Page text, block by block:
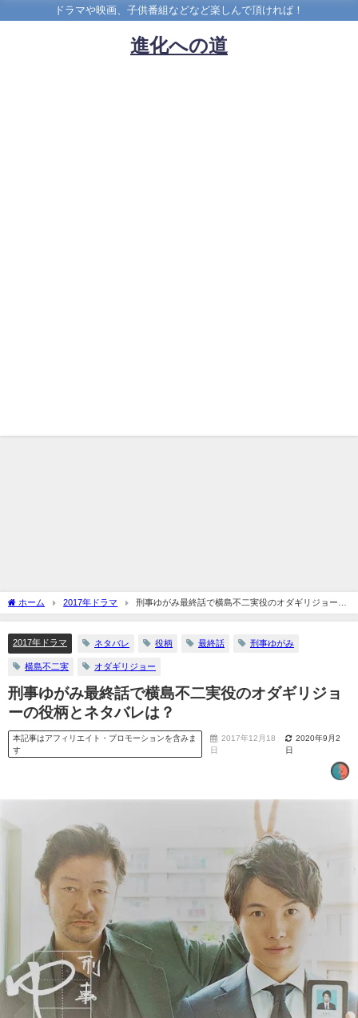
ドラマや映画、子供番組などなど楽しんで頂ければ！
進化への道
ホーム 2017年ドラマ
刑事ゆがみ最終話で横島不二実役のオダギリジョーの
役柄とネタバレは？
2017年ドラマ ネタバレ 役柄 最終話 刑事ゆがみ
横島不二実 オダギリジョー
刑事ゆがみ最終話で横島不二実役のオダギリジョ
ーの役柄とネタバレは？
本記事はアフィリエイト・プロモーションを含みま
す
2017年12月18
日
2020年9月2
日